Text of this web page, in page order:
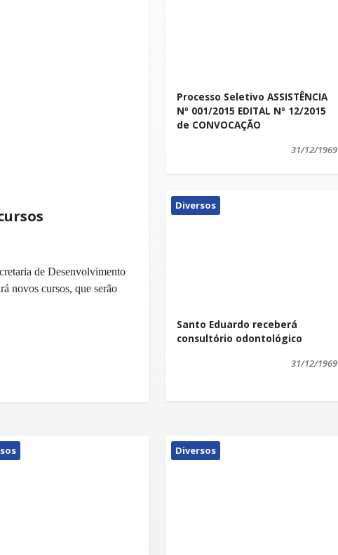
de Desenvolvimento
novos cursos, que serão
com 40 vagas, em
será no dia 13 de
Processo Seletivo ASSISTÊNCIA
Nº 001/2015 EDITAL Nº 12/2015
de CONVOCAÇÃO
31/12/1969
Diversos
Santo Eduardo receberá
consultório odontológico
31/12/1969
Diversos